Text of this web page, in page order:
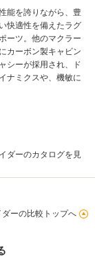
能を誇りながら、豊
快適性を備えたラグ
ーツ。他のマクラー
カーボン製キャビン
シーが採用され、ド
ナミクスや、機敏に
ダーのカタログを見
ーの比較トップへ